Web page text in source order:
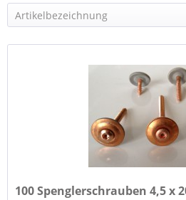
100 Spenglerschrauben 4,5 x